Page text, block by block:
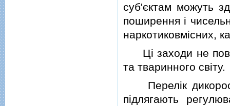
суб'єктам можуть
поширення i
наркотиковмiсних,
Цi заходи не
та тваринного свiту.
Перелiк
пiдлягають